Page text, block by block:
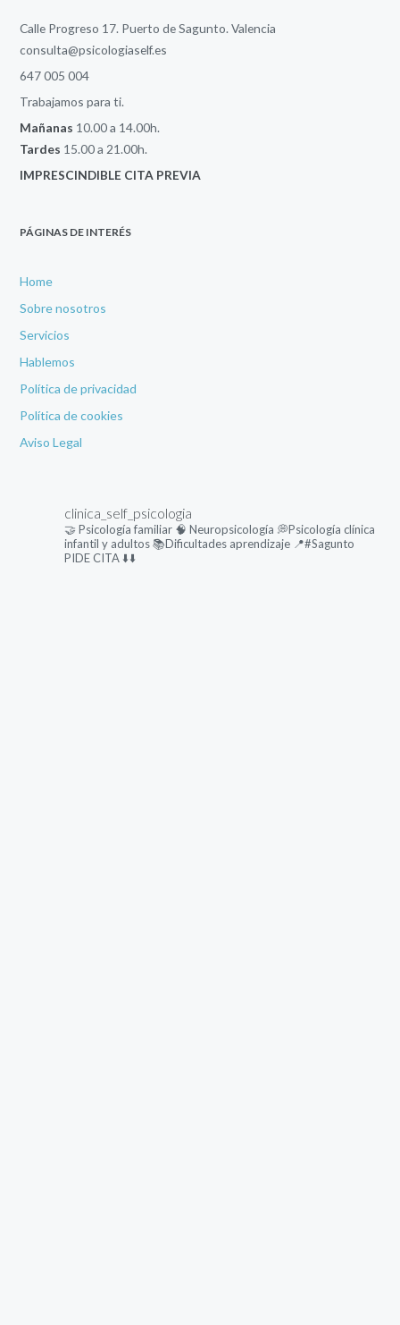
Calle Progreso 17. Puerto de Sagunto. Valencia
consulta@psicologiaself.es
647 005 004
Trabajamos para ti.
Mañanas 10.00 a 14.00h.
Tardes 15.00 a 21.00h.
IMPRESCINDIBLE CITA PREVIA
PÁGINAS DE INTERÉS
Home
Sobre nosotros
Servicios
Hablemos
Política de privacidad
Política de cookies
Aviso Legal
clinica_self_psicologia
🤝 Psicología familiar 🧠 Neuropsicología 💭Psicología clínica
infantil y adultos📚Dificultades aprendizaje 📍#Sagunto
PIDE CITA ⬇️⬇️